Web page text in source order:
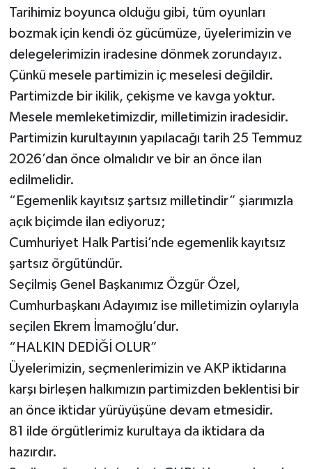
Tarihimiz boyunca olduğu gibi, tüm oyunları
bozmak için kendi öz gücümüze, üyelerimizin ve
delegelerimizin iradesine dönmek zorundayız.
Çünkü mesele partimizin iç meselesi değildir.
Partimizde bir ikilik, çekişme ve kavga yoktur.
Mesele memleketimizdir, milletimizin iradesidir.
Partimizin kurultayının yapılacağı tarih 25 Temmuz
2026’dan önce olmalıdır ve bir an önce ilan
edilmelidir.
“Egemenlik kayıtsız şartsız milletindir” şiarımızla
açık biçimde ilan ediyoruz;
Cumhuriyet Halk Partisi’nde egemenlik kayıtsız
şartsız örgütündür.
Seçilmiş Genel Başkanımız Özgür Özel,
Cumhurbaşkanı Adayımız ise milletimizin oylarıyla
seçilen Ekrem İmamoğlu’dur.
“HALKIN DEDİĞİ OLUR”
Üyelerimizin, seçmenlerimizin ve AKP iktidarına
karşı birleşen halkımızın partimizden beklentisi bir
an önce iktidar yürüyüşüne devam etmesidir.
81 ilde örgütlerimiz kurultaya da iktidara da
hazırdır.